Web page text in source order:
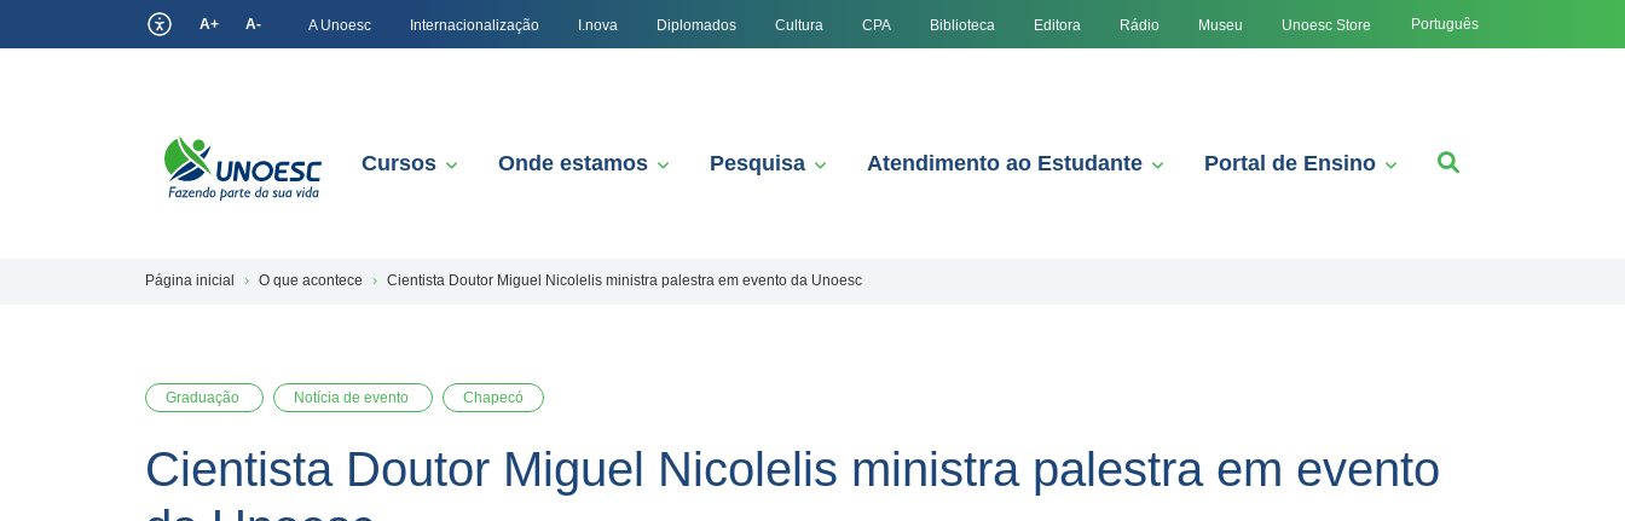
A+ A- A Unoesc Internacionalização I.nova Diplomados Cultura CPA Biblioteca Editora Rádio Museu Unoesc Store Português
Cursos Onde estamos Pesquisa Atendimento ao Estudante Portal de Ensino
Página inicial O que acontece Cientista Doutor Miguel Nicolelis ministra palestra em evento da Unoesc
Graduação Notícia de evento Chapecó
Cientista Doutor Miguel Nicolelis ministra palestra em evento